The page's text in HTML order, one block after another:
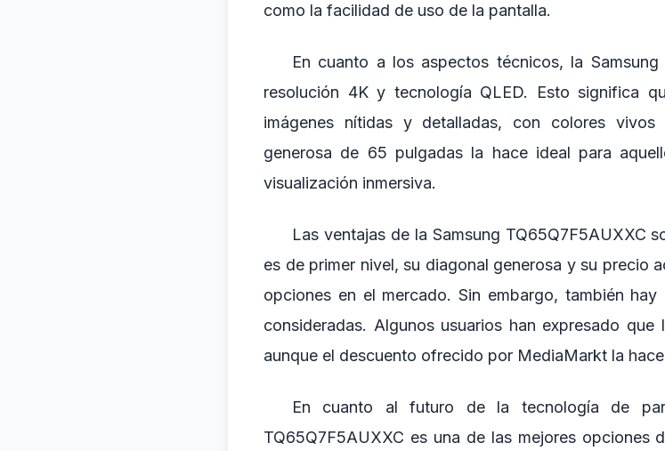
como la facilidad de uso de la pantalla.
En cuanto a los aspectos técnicos, la
resolución 4K y tecnología QLED. Esto significa
imágenes nítidas y detalladas, con colores
generosa de 65 pulgadas la hace ideal para
visualización inmersiva.
Las ventajas de la Samsung TQ65Q7F5AUXXC
es de primer nivel, su diagonal generosa y su precio
opciones en el mercado. Sin embargo, también
consideradas. Algunos usuarios han expresado
aunque el descuento ofrecido por MediaMarkt la
En cuanto al futuro de la tecnología de
TQ65Q7F5AUXXC es una de las mejores opciones